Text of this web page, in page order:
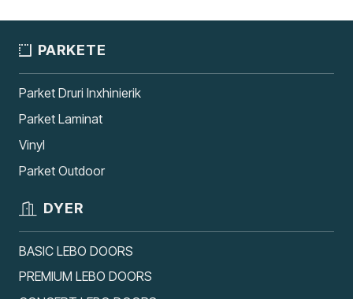
PARKETE
Parket Druri Inxhinierik
Parket Laminat
Vinyl
Parket Outdoor
DYER
BASIC LEBO DOORS
PREMIUM LEBO DOORS